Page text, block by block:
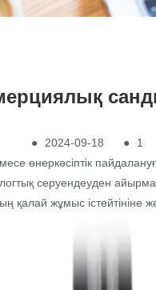
● 2024-09-18 ● 1
өнеркәсіптік
серуендеуден
қалай жұмыс